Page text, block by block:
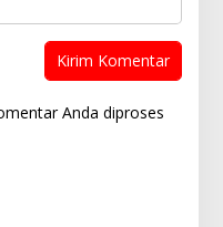
Anda diproses